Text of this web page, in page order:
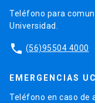
Teléfono para
Universidad.
phone (56)95504 4000
EMERGENCIAS UC
Teléfono en caso de